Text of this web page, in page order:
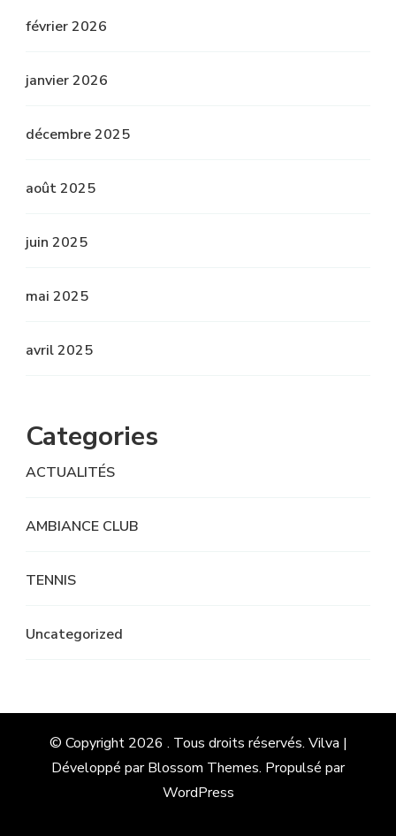
février 2026
janvier 2026
décembre 2025
août 2025
juin 2025
mai 2025
avril 2025
Categories
ACTUALITÉS
AMBIANCE CLUB
TENNIS
Uncategorized
© Copyright 2026 . Tous droits réservés. Vilva |
Développé parBlossom Themes. Propulsé par
WordPress